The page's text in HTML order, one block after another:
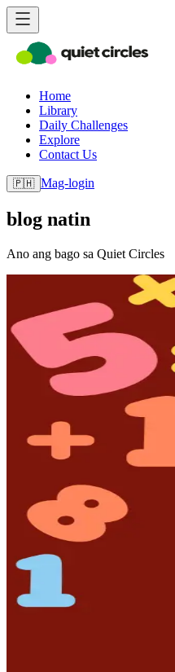
Home
Library
Daily Challenges
Explore
Contact Us
🇵🇭 Mag-login
blog natin
Ano ang bago sa Quiet Circles